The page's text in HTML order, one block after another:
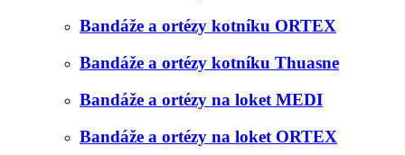
Bandáže a ortézy kotníku ORTEX
Bandáže a ortézy kotníku Thuasne
Bandáže a ortézy na loket MEDI
Bandáže a ortézy na loket ORTEX